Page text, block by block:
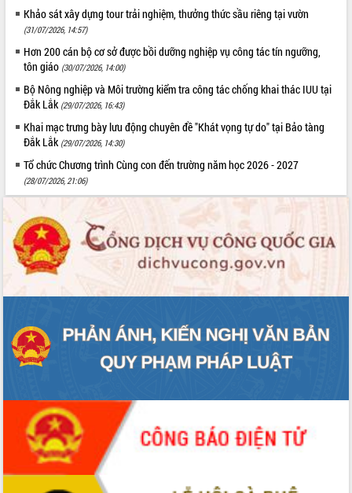
Khảo sát xây dựng tour trải nghiệm, thưởng thức sầu riêng tại vườn
(31/07/2026, 14:57)
Hơn 200 cán bộ cơ sở được bồi dưỡng nghiệp vụ công tác tín ngưỡng,
tôn giáo (30/07/2026, 14:00)
Bộ Nông nghiệp và Môi trường kiểm tra công tác chống khai thác IUU tại
Đắk Lắk (29/07/2026, 16:43)
Khai mạc trưng bày lưu động chuyên đề "Khát vọng tự do" tại Bảo tàng
Đắk Lắk (29/07/2026, 14:30)
Tổ chức Chương trình Cùng con đến trường năm học 2026 - 2027
(28/07/2026, 21:06)